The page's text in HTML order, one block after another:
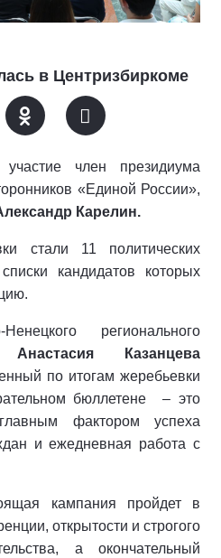
в Центризбиркоме
член президиума
«Единой России»,
Карелин.
стали 11 политических
кандидатов которых
регионального
Анастасия Казанцева
по итогам жеребьевки
бюллетене
– это
фактором успеха
и ежедневная работа с
кампания пройдет в
открытости и строгого
а окончательный